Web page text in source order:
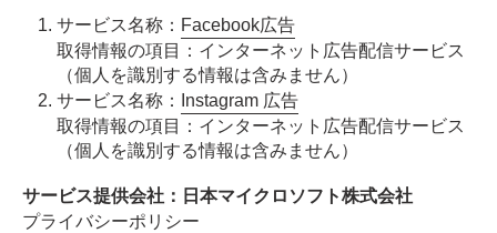
サービス名称： Facebook広告
取得情報の項目：インターネット広告配信サービス
（個人を識別する情報は含みません）
サービス名称：
Instagram 広告
取得情報の項目：インターネット広告配信サービス
（個人を識別する情報は含みません）
サービス提供会社：日本マイクロソフト株式会社
プライバシーポリシー